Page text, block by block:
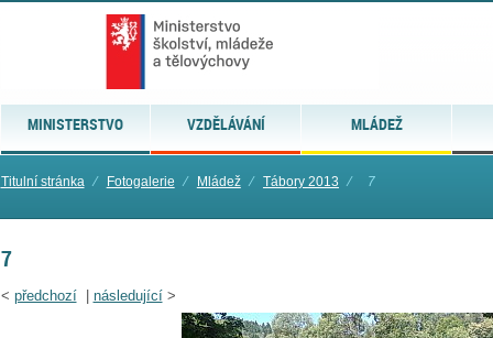
MINISTERSTVO VZDĚLÁVÁNÍ MLÁDEŽ
Titulní stránka ⁄ Fotogalerie ⁄ Mládež ⁄ Tábory 2013 ⁄ 7
7
< předchozí| následující>